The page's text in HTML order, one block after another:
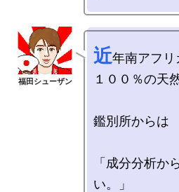
近年南アフ
１００％の天
鑑別所からは
「成分分析か
い。」